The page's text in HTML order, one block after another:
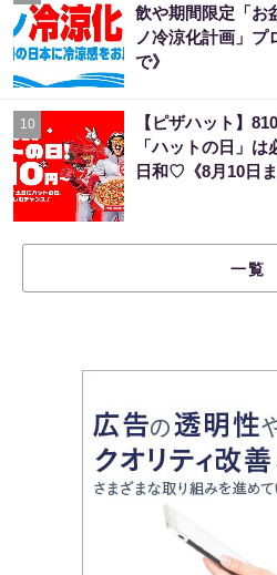
飲や期間限定「お
ノ冷涼化計画」プ
で》
10
【ピザハット】
「ハットの日」
日和♡《8月10日ま
一覧